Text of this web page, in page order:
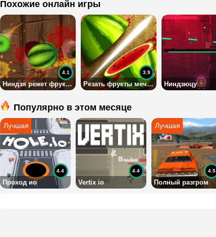
Похожие онлайн игры
Ниндзя режет фрукты
4.1
Резать фрукты мечом
3.9
Ниндзюцу
Популярно в этом месяце
Проход ио
4.4
Vertix io
4.4
Полный разгром
4.5